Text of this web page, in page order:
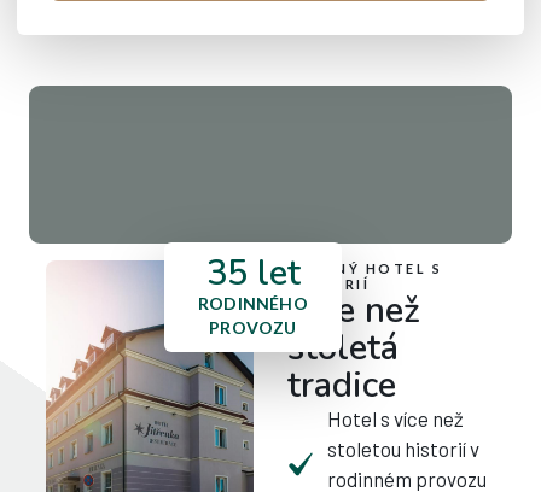
RODINNÉHO
PROVOZU
35 letÚTULNÝ HOTEL S
HISTORIÍ
Více než
stoletá
tradice
Hotel s více než
stoletou historií v
rodinném provozu